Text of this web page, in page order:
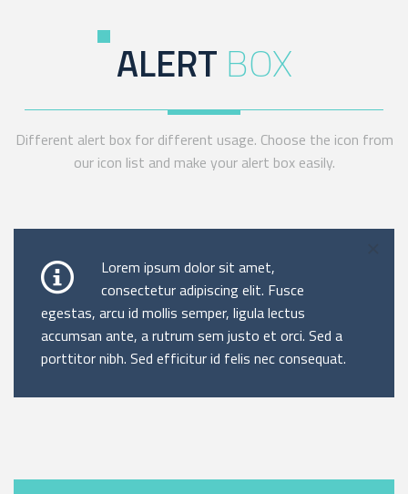
ALERT BOX
Different alert box for different usage. Choose the icon from
our icon list and make your alert box easily.
Lorem ipsum dolor sit amet,
consectetur adipiscing elit. Fusce
egestas, arcu id mollis semper, ligula lectus
accumsan ante, a rutrum sem justo et orci. Sed a
porttitor nibh. Sed efficitur id felis nec consequat.